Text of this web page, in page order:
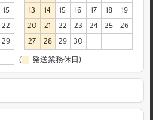
15
22
29
13
14 15 16 17 18
19
20
21 22 23 24 25
26
27
28 29 30
( 発送業務休日)